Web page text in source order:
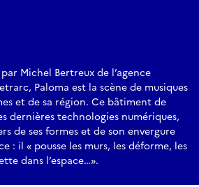
Michel Bertreux de l’agence
Paloma est la scène de musiques
et de sa région. Ce bâtiment de
dernières technologies numériques,
de ses formes et de son envergure
: il « pousse les murs, les déforme, les
dans l’espace…».